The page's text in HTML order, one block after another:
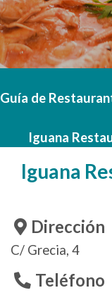
Guía de
Iguana
Iguana
Dirección
C/ Grecia, 4
Teléfono